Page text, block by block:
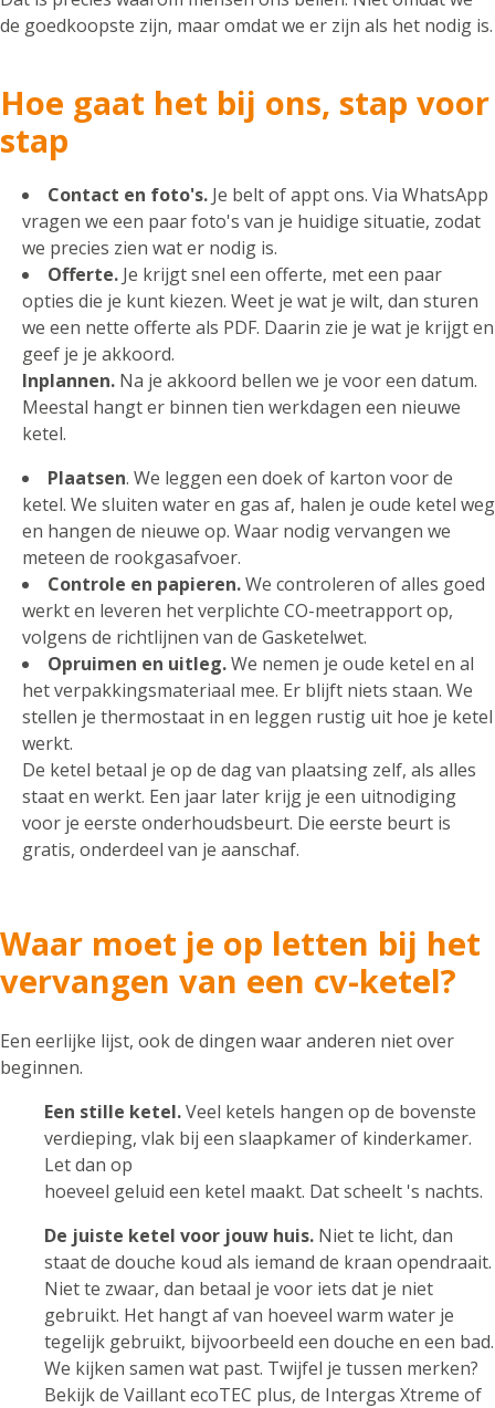
de goedkoopste zijn, maar omdat we er zijn als het nodig is.
Hoe gaat het bij ons, stap voor
stap
Contact en foto's. Je belt of appt ons. Via WhatsApp
vragen we een paar foto's van je huidige situatie, zodat
we precies zien wat er nodig is.
Offerte. Je krijgt snel een offerte, met een paar
opties die je kunt kiezen. Weet je wat je wilt, dan sturen
we een nette offerte als PDF. Daarin zie je wat je krijgt en
geef je je akkoord.
Inplannen. Na je akkoord bellen we je voor een datum.
Meestal hangt er binnen tien werkdagen een nieuwe
ketel.
Plaatsen. We leggen een doek of karton voor de
ketel. We sluiten water en gas af, halen je oude ketel weg
en hangen de nieuwe op. Waar nodig vervangen we
meteen de rookgasafvoer.
Controle en papieren.We controleren of alles goed
werkt en leveren het verplichte CO-meetrapport op,
volgens de richtlijnen van de Gasketelwet.
Opruimen en uitleg.We nemen je oude ketel en al
het verpakkingsmateriaal mee. Er blijft niets staan. We
stellen je thermostaat in en leggen rustig uit hoe je ketel
werkt.
De ketel betaal je op de dag van plaatsing zelf, als alles
staat en werkt. Een jaar later krijg je een uitnodiging
voor je eerste onderhoudsbeurt. Die eerste beurt is
gratis, onderdeel van je aanschaf.
Waar moet je op letten bij het
vervangen van een cv-ketel?
Een eerlijke lijst, ook de dingen waar anderen niet over
beginnen.
Een stille ketel.Veel ketels hangen op de bovenste
verdieping, vlak bij een slaapkamer of kinderkamer.
Let dan op
hoeveel geluid een ketel maakt. Dat scheelt 's nachts.
De juiste ketel voor jouw huis. Niet te licht, dan
staat de douche koud als iemand de kraan opendraait.
Niet te zwaar, dan betaal je voor iets dat je niet
gebruikt. Het hangt af van hoeveel warm water je
tegelijk gebruikt, bijvoorbeeld een douche en een bad.
We kijken samen wat past. Twijfel je tussen merken?
Bekijk de Vaillant ecoTEC plus, de Intergas Xtreme of